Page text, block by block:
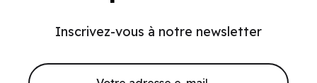
Inscrivez-vous à notre newsletter